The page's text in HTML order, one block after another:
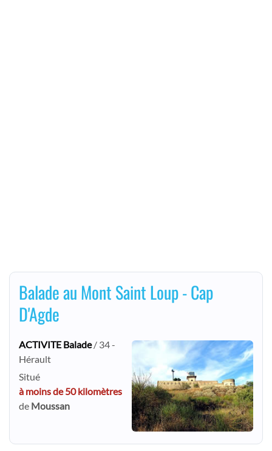
Balade au Mont Saint Loup - Cap
D'Agde
ACTIVITE Balade/ 34 -
Hérault
Situé
à moins de 50 kilomètres
de Moussan